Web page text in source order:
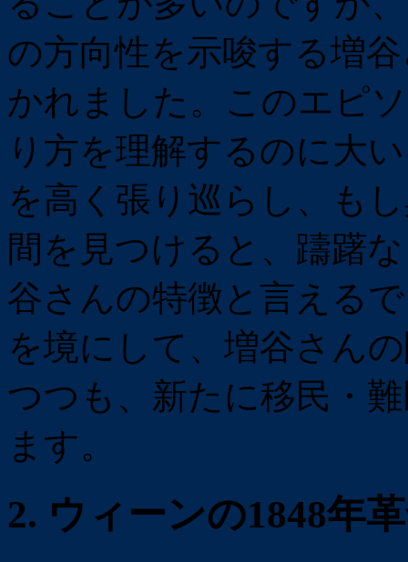
の方向性を示唆する増
かれました。このエピ
り方を理解するのに大
を高く張り巡らし、も
間を見つけると、躊躇
谷さんの特徴と言える
を境にして、増谷さん
つつも、新たに移民・
ます。
2. ウィーンの1848年